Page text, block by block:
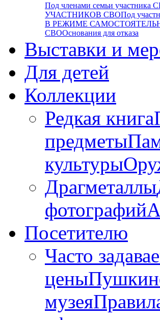
Под членами семьи участника
УЧАСТНИКОВ СВОПод
В РЕЖИМЕ
СВООснования для отказа
Выставки и
Для детей
Коллекции
Редкая книга
предметы
культуры
Драгметаллы
фотографий
Посетителю
Часто
цены
музея